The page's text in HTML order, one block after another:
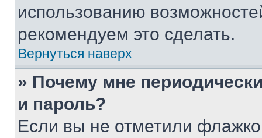
использованию
рекомендуем это сделать.
Вернуться наверх
» Почему мне
и пароль?
Если вы не отметили